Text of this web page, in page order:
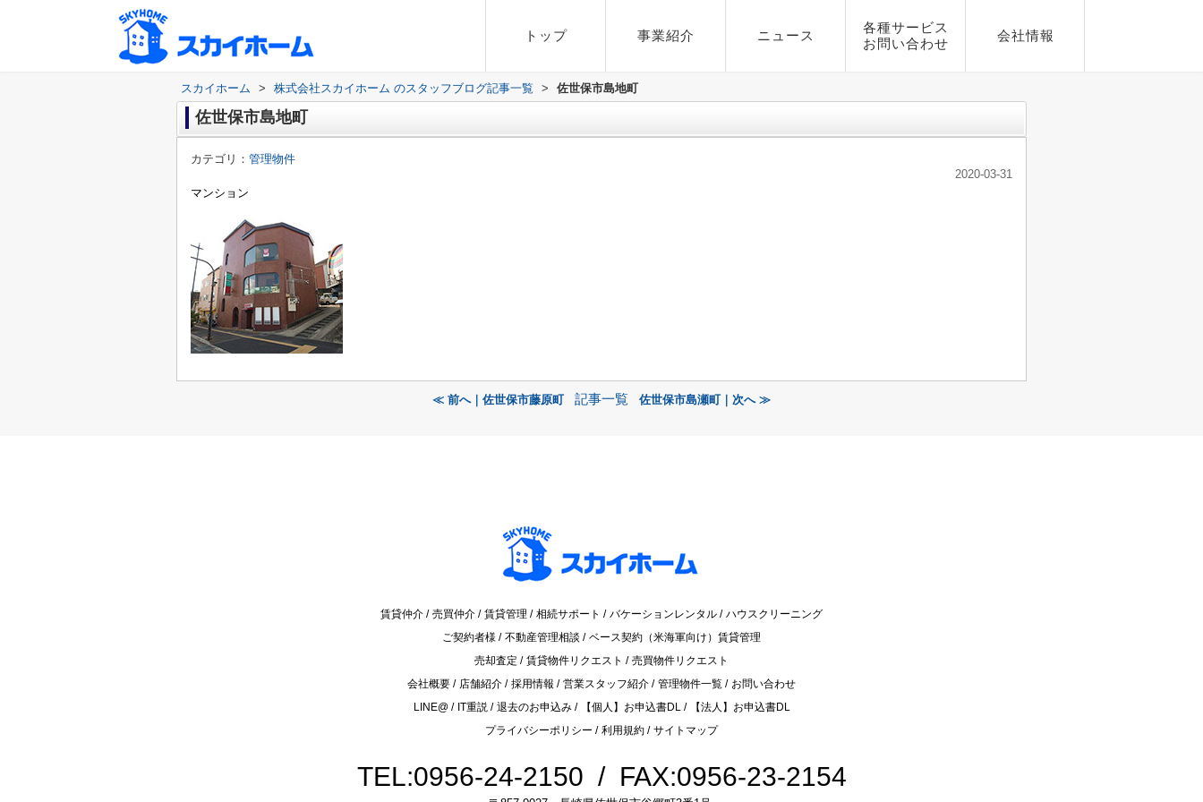
トップ 事業紹介 ニュース
各種サービス
お問い合わせ
会社情報
スカイホーム > 株式会社スカイホーム のスタッフブログ記事一覧 > 佐世保市島地町
佐世保市島地町
カテゴリ： 管理物件
2020-03-31
マンション
≪ 前へ｜佐世保市藤原町 記事一覧 佐世保市島瀬町｜次へ ≫
賃貸仲介 売買仲介 賃貸管理 相続サポート バケーションレンタル
ハウスクリーニング
ご契約者様
不動産管理相談
ベース契約（米海軍向け）賃貸管理
売却査定
賃貸物件リクエスト
売買物件リクエスト
会社概要
店舗紹介 採用情報 営業スタッフ紹介 管理物件一覧
お問い合わせ
LINE@
IT重説 退去のお申込み 【個人】お申込書DL
【法人】お申込書DL
プライバシーポリシー
利用規約 サイトマップ
TEL:0956-24-2150 / FAX:0956-23-2154